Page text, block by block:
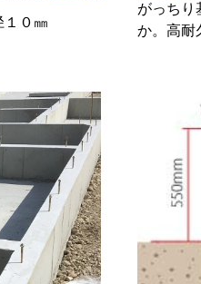
１０㎜
がっちり
か。高耐